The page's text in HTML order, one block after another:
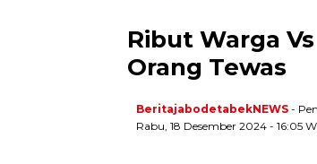
Ribut Warga
Orang Tewas
BeritajabodetabekNEWS -
Rabu, 18 Desember 2024 - 16:05